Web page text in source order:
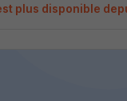
plus disponible